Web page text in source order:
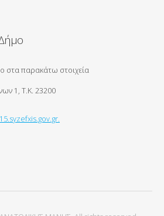
στα παρακάτω στοιχεία
1, Τ.Κ. 23200